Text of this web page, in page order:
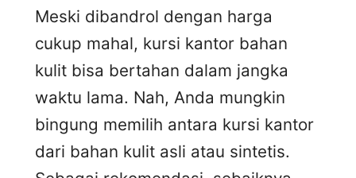
Meski dibandrol dengan harga
cukup mahal, kursi kantor bahan
kulit bisa bertahan dalam jangka
waktu lama. Nah, Anda mungkin
bingung memilih antara kursi kantor
dari bahan kulit asli atau sintetis.